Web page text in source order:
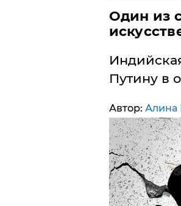
Один из
Путину в
Автор: Алина